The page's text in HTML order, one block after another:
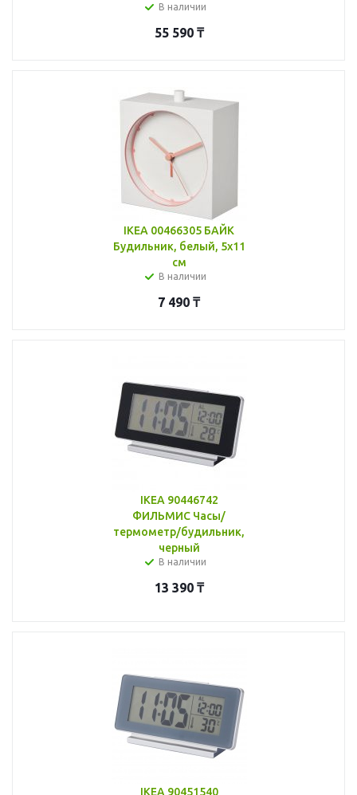
В наличии
55 590₸
IKEA 00466305 БАЙК
Будильник, белый, 5x11
см
В наличии
7 490 ₸
IKEA 90446742
ФИЛЬМИС Часы/
термометр/будильник,
черный
В наличии
13 390₸
IKEA 90451540